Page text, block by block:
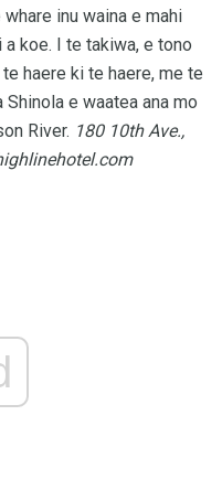
inu waina e mahi
koe. I te takiwa, e tono
haere ki te haere, me te
e waatea ana mo
River. 180 10th Ave.,